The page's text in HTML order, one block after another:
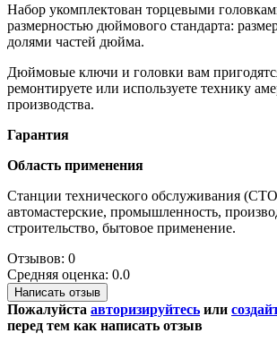
Набор укомплектован торцевыми
размерностью дюймового стандарта:
долями частей дюйма.
Дюймовые ключи и головки вам
ремонтируете или используете технику
производства.
Гарантия
Область применения
Станции технического обслуживания
автомастерские, промышленность,
строительство, бытовое применение.
Отзывов: 0
Средняя оценка: 0.0
Написать отзыв
Пожалуйста авторизируйтесь или
перед тем как написать отзыв